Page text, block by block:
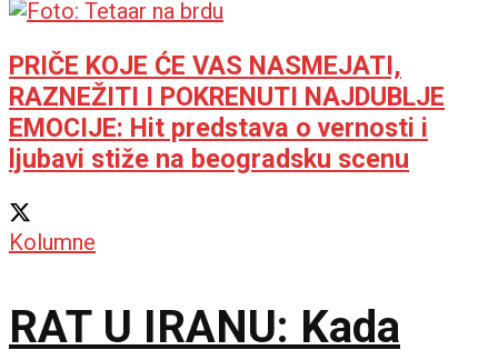
PRIČE KOJE ĆE VAS NASMEJATI,
RAZNEŽITI I POKRENUTI NAJDUBLJE
EMOCIJE: Hit predstava o vernosti i
ljubavi stiže na beogradsku scenu
Kolumne
RAT U IRANU: Kada